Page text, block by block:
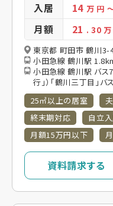
入居 14万 円
月額 21 . 30
東京都 町田市 鶴川3-
小田急線 鶴川駅
小田急線 鶴川駅 バス7
行」）「鶴川三丁目」
25㎡以上の居室
終末期対応
自立
月額15万円以下
資料請求する